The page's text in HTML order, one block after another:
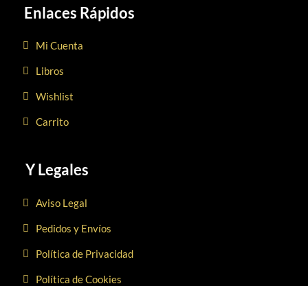
Enlaces Rápidos
Mi Cuenta
Libros
Wishlist
Carrito
Y Legales
Aviso Legal
Pedidos y Envíos
Política de Privacidad
Política de Cookies